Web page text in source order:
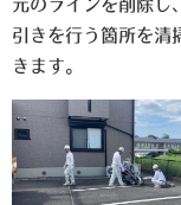
元のラインを削除し
引きを行う箇所を清
きます。